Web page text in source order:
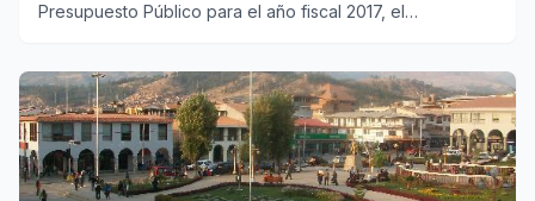
Presupuesto Público para el año fiscal 2017, el